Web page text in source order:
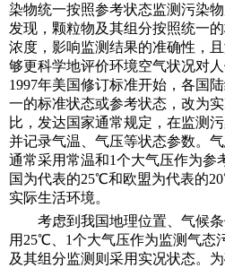
染物统一按照参考状态监测污染
发现，颗粒物及其组分按照统一
浓度，影响监测结果的准确性，
够更科学地评价环境空气状况对
1997年美国修订标准开始，各国
一的标准状态或参考状态，改为
比，发达国家通常规定，在监测
并记录气温、气压等状态参数。
通常采用常温和1个大气压作为参
国为代表的25℃和欧盟为代表的
实际生活环境。
考虑到我国地理位置、气候
用25℃、1个大气压作为监测气态
及其组分监测则采用实况状态。